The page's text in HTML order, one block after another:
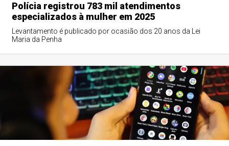
Polícia registrou 783 mil atendimentos
especializados à mulher em 2025
Levantamento é publicado por ocasião dos 20 anos da Lei
Maria da Penha